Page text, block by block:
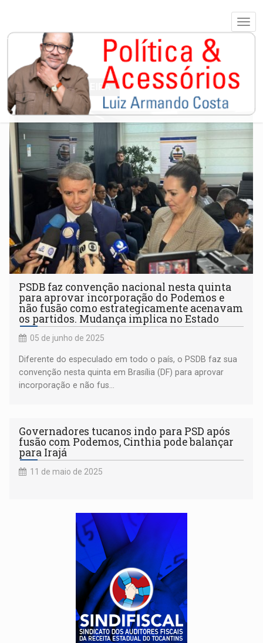
EDUARDO SIQUEIRA
PSDB faz convenção nacional nesta quinta
para aprovar incorporação do Podemos e
não fusão como estrategicamente acenavam
os partidos. Mudança implica no Estado
05 de junho de 2025
Diferente do especulado em todo o país, o PSDB faz sua
convenção nesta quinta em Brasília (DF) para aprovar
incorporação e não fus...
Governadores tucanos indo para PSD após
fusão com Podemos, Cinthia pode balançar
para Irajá
11 de maio de 2025